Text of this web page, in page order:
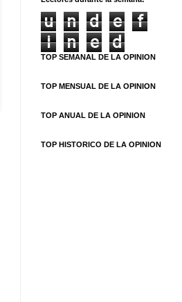
u n d e
f
i
n e d
TOP SEMANAL DE LA OPINION
TOP MENSUAL DE LA OPINION
TOP ANUAL DE LA OPINION
TOP HISTORICO DE LA OPINION